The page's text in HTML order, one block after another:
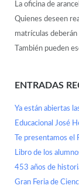
La oficina de
Quienes deseen
matrículas
También pueden
ENTRADAS
Ya están abiertas
Educacional José
Te presentamos
Libro de los
453 años de
Gran Feria de